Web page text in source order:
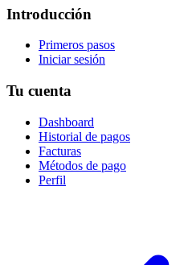
Introducción
Primeros pasos
Iniciar sesión
Tu cuenta
Dashboard
Historial de pagos
Facturas
Métodos de pago
Perfil